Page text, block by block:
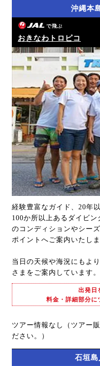
沖縄本
で飛ぶ
おきなわトロピコ
経験豊富なガイド、20年
100か所以上あるダイビ
のコンディションやシー
ポイントへご案内いたしま
当日の天候や海況にもよ
さまをご案内しています。
出発日
料金・詳細部分に
ツアー情報なし（ツアー
ださい。）
石垣